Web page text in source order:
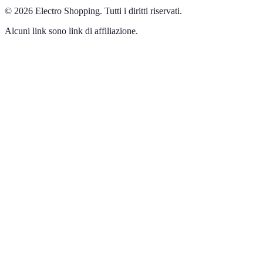
© 2026 Electro Shopping. Tutti i diritti riservati.
Alcuni link sono link di affiliazione.